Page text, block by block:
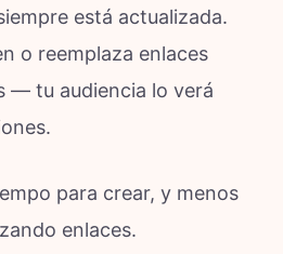
está actualizada.
o reemplaza enlaces
— tu audiencia lo verá
para crear, y menos
enlaces.